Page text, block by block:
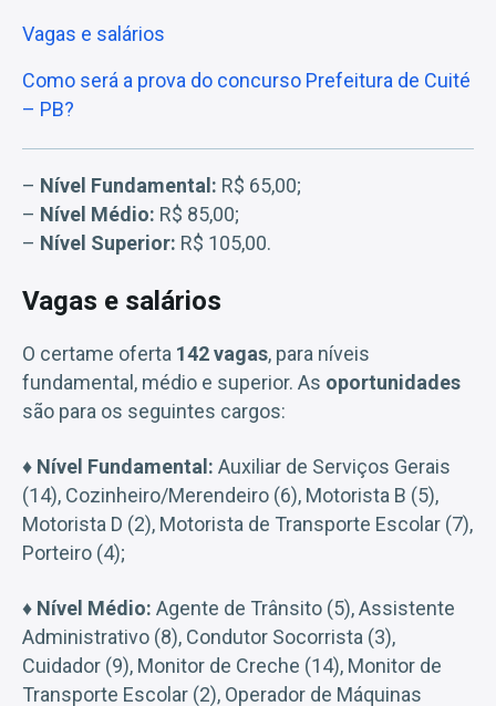
Vagas e salários
Como será a prova do concurso Prefeitura de Cuité
– PB?
– Nível Fundamental: R$ 65,00;
– Nível Médio: R$ 85,00;
– Nível Superior: R$ 105,00.
Vagas e salários
O certame oferta 142 vagas, para níveis
fundamental, médio e superior. As oportunidades
são para os seguintes cargos:
♦ Nível Fundamental: Auxiliar de Serviços Gerais
(14), Cozinheiro/Merendeiro (6), Motorista B (5),
Motorista D (2), Motorista de Transporte Escolar (7),
Porteiro (4);
♦ Nível Médio: Agente de Trânsito (5), Assistente
Administrativo (8), Condutor Socorrista (3),
Cuidador (9), Monitor de Creche (14), Monitor de
Transporte Escolar (2), Operador de Máquinas